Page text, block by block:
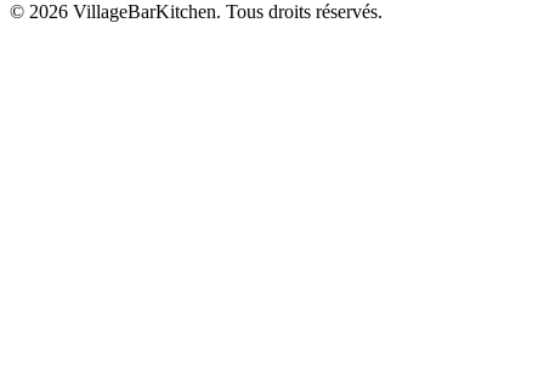
© 2026 VillageBarKitchen. Tous droits réservés.